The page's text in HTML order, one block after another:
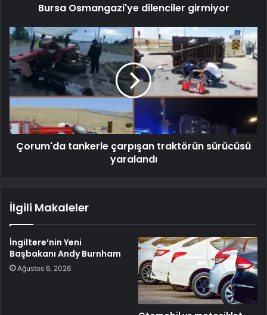
Bursa Osmangazi'ye dilenciler girmiyor
Çorum'da tankerle çarpışan traktörün sürücüsü
yaralandı
İlgili Makaleler
İngiltere’nin Yeni
Başbakanı Andy Burnham
Ağustos 6, 2026